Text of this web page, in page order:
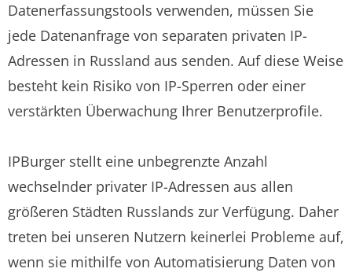
Datenerfassungstools verwenden, müssen Sie
jede Datenanfrage von separaten privaten IP-
Adressen in Russland aus senden. Auf diese Weise
besteht kein Risiko von IP-Sperren oder einer
verstärkten Überwachung Ihrer Benutzerprofile.
IPBurger stellt eine unbegrenzte Anzahl
wechselnder privater IP-Adressen aus allen
größeren Städten Russlands zur Verfügung. Daher
treten bei unseren Nutzern keinerlei Probleme auf,
wenn sie mithilfe von Automatisierung Daten von